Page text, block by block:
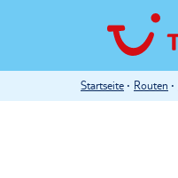
Startseite Routen